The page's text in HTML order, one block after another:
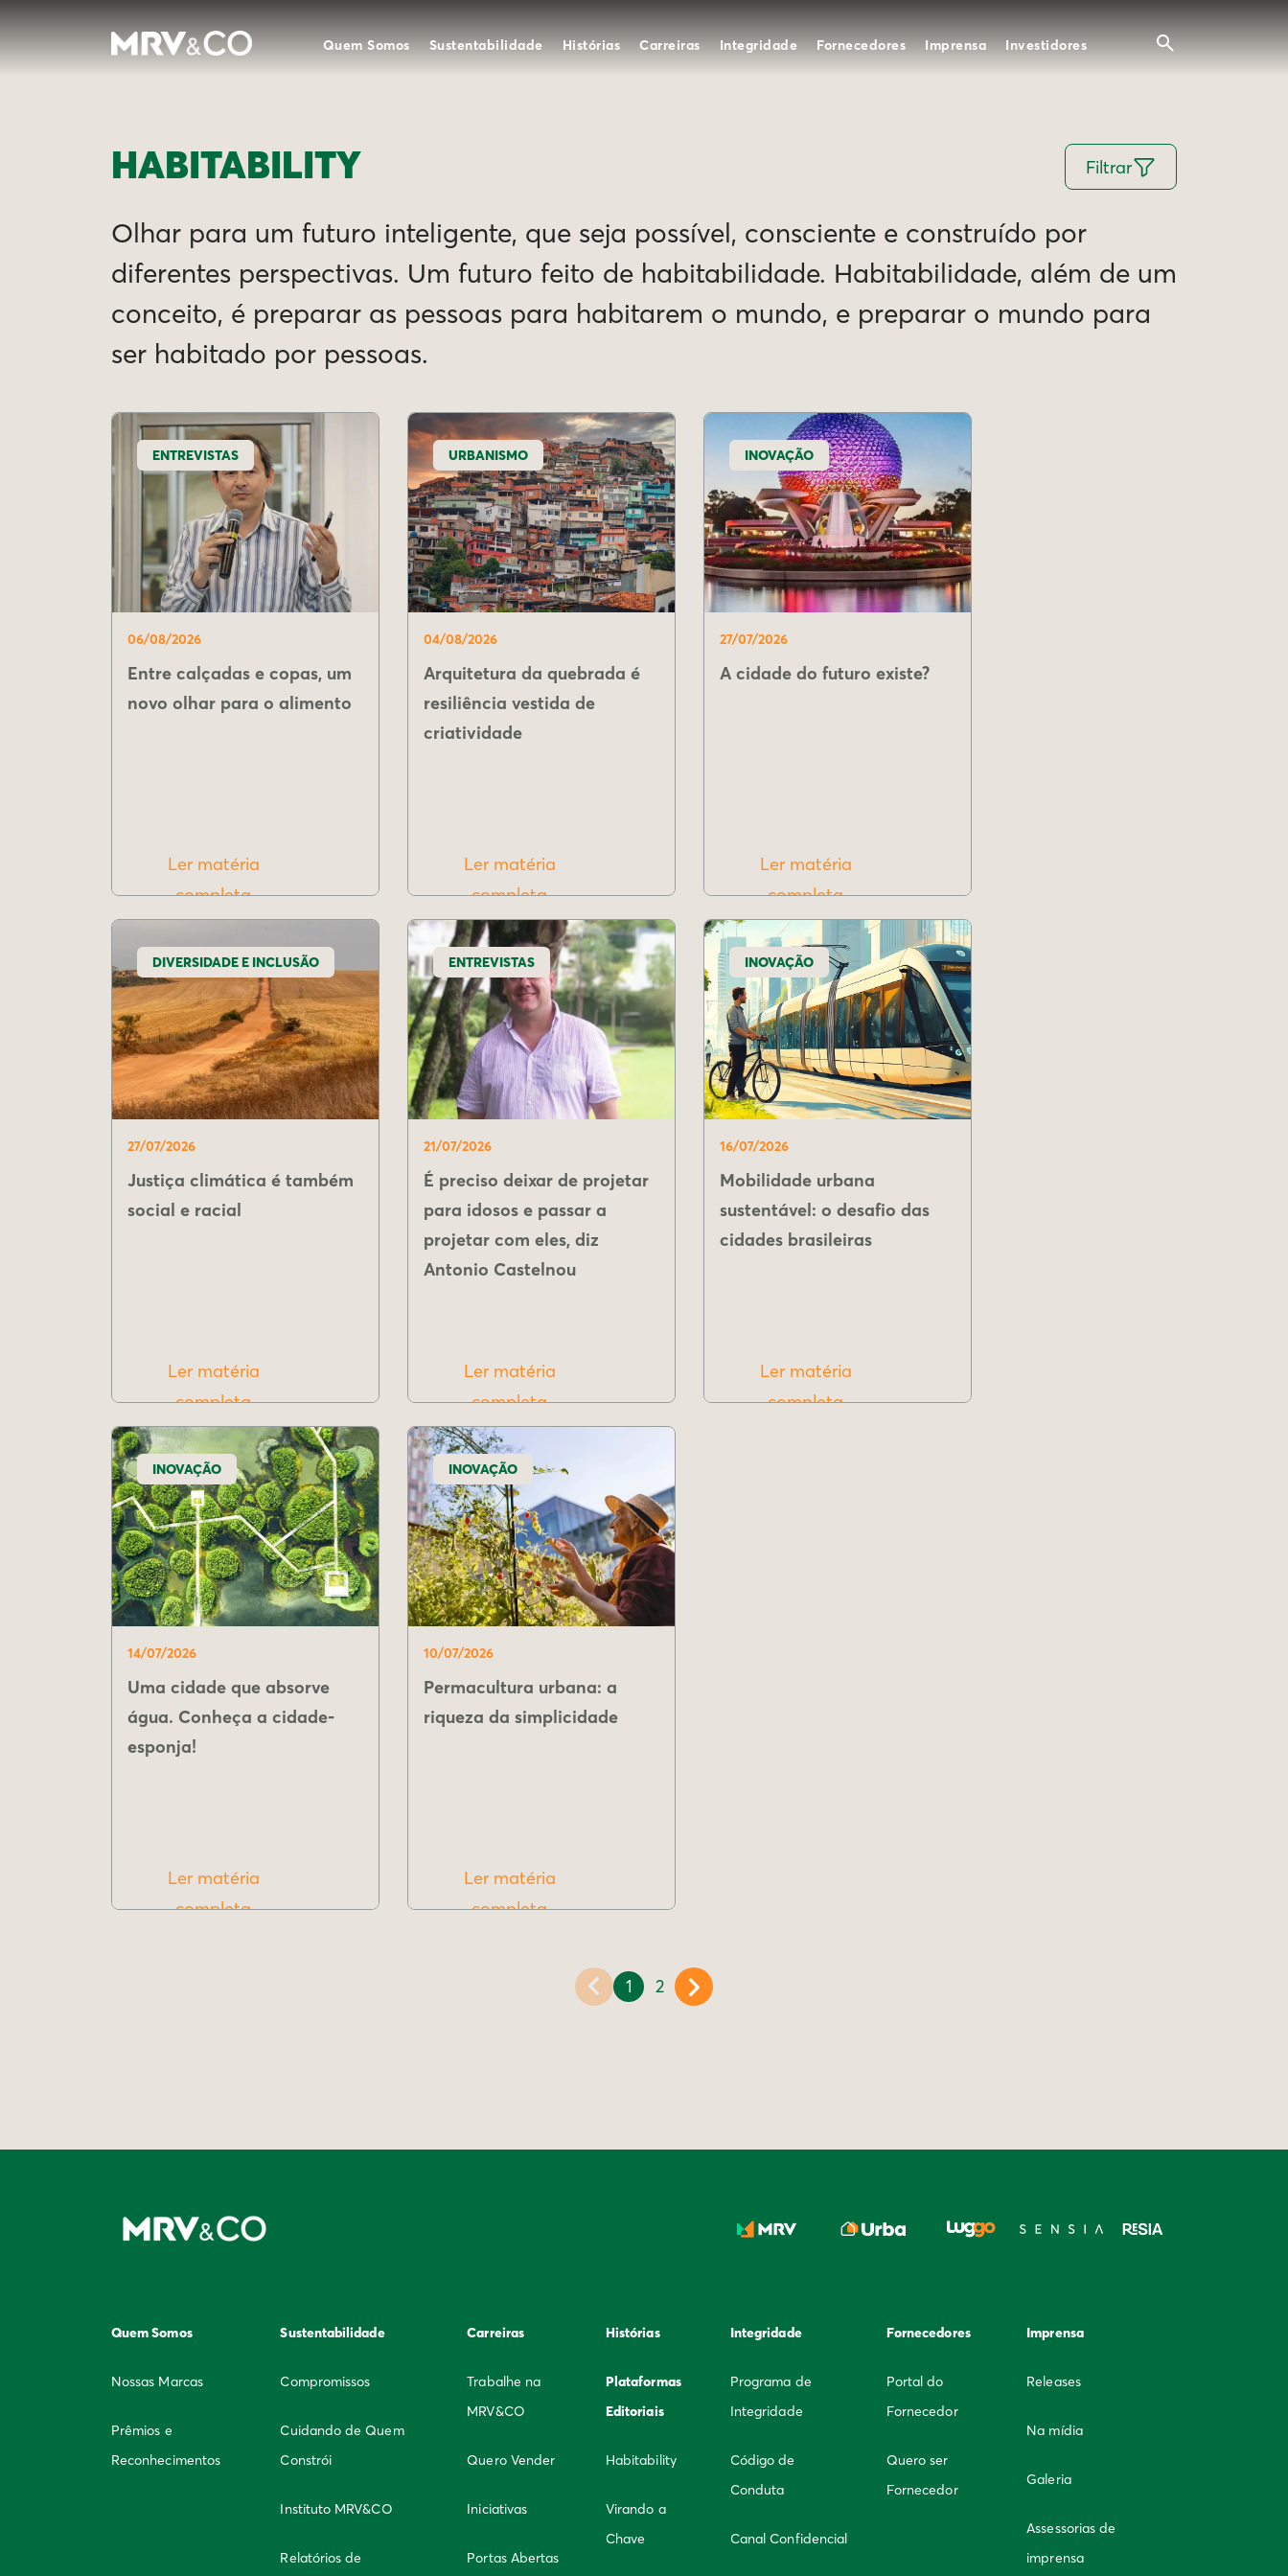
Quem Somos Sustentabilidade Histórias Carreiras Integridade Fornecedores Imprensa Investidores
HABITABILITY Filtrar
Olhar para um futuro inteligente, que seja possível, consciente e construído por
diferentes perspectivas. Um futuro feito de habitabilidade. Habitabilidade, além de um
conceito, é preparar as pessoas para habitarem o mundo, e preparar o mundo para
ser habitado por pessoas.
ENTREVISTAS
06/08/2026
Entre calçadas e copas, um
novo olhar para o alimento
Ler matéria
completa
URBANISMO
04/08/2026
Arquitetura da quebrada é
resiliência vestida de
criatividade
Ler matéria
completa
INOVAÇÃO
27/07/2026
A cidade do futuro existe?
Ler matéria
completa
DIVERSIDADE E INCLUSÃO
27/07/2026
Justiça climática é também
social e racial
Ler matéria
completa
ENTREVISTAS
21/07/2026
É preciso deixar de projetar
para idosos e passar a
projetar com eles, diz
Antonio Castelnou
Ler matéria
completa
INOVAÇÃO
16/07/2026
Mobilidade urbana
sustentável: o desafio das
cidades brasileiras
Ler matéria
completa
INOVAÇÃO
14/07/2026
Uma cidade que absorve
água. Conheça a cidade-
esponja!
Ler matéria
completa
INOVAÇÃO
10/07/2026
Permacultura urbana: a
riqueza da simplicidade
Ler matéria
completa
1 2
Quem Somos
Nossas Marcas
Prêmios e
Reconhecimentos
Sustentabilidade
Compromissos
Cuidando de Quem
Constrói
Instituto MRV&CO
Relatórios de
Carreiras
Trabalhe na
MRV&CO
Quero Vender
Iniciativas
Portas Abertas
Histórias
Plataformas
Editoriais
Habitability
Virando a
Chave
Integridade
Programa de
Integridade
Código de
Conduta
Canal Confidencial
Fornecedores
Portal do
Fornecedor
Quero ser
Fornecedor
Imprensa
Releases
Na mídia
Galeria
Assessorias de
imprensa